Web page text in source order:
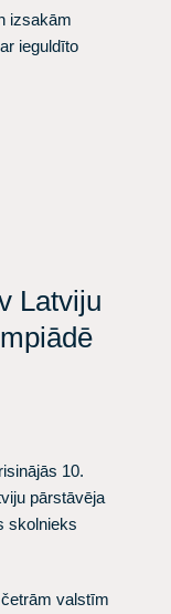
izsakām
ieguldīto
Latviju
10.
pārstāvēja
skolnieks
valstīm